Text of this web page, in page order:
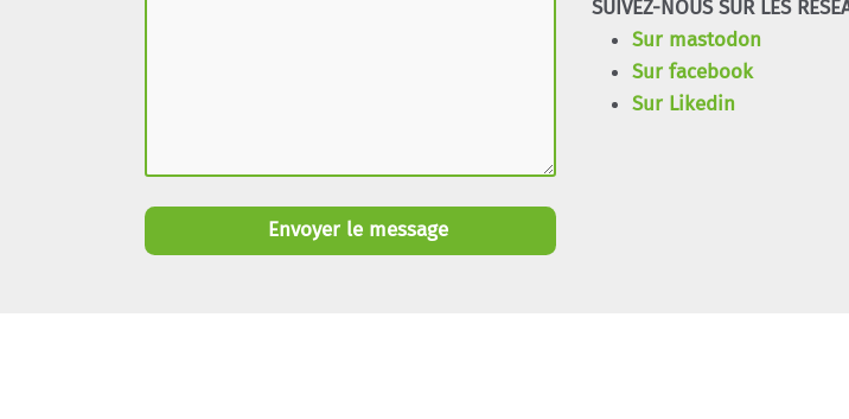
Envoyer le message
SUIVEZ-NOUS SUR LES
Sur mastodon
Sur facebook
Sur Likedin